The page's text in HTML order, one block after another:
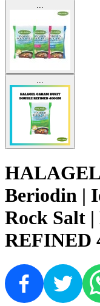
Beriodin |
Rock Salt
REFINED